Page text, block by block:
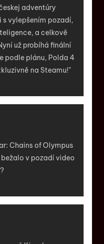
adventúry
vylepšením pozadí,
a celkově
už probíhá finální
podle plánu, Polda 4
na Steamu!"
Chains of Olympus
v pozadí video